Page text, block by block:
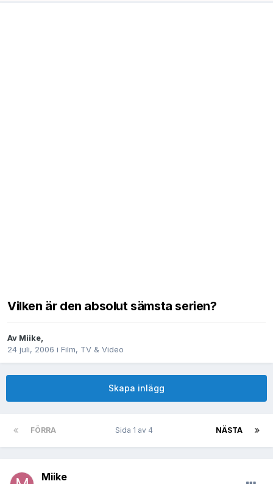
Vilken är den absolut sämsta serien?
Av Miike,
24 juli, 2006 i Film, TV & Video
Skapa inlägg
FÖRRA NÄSTA
Sida 1 av 4
Miike